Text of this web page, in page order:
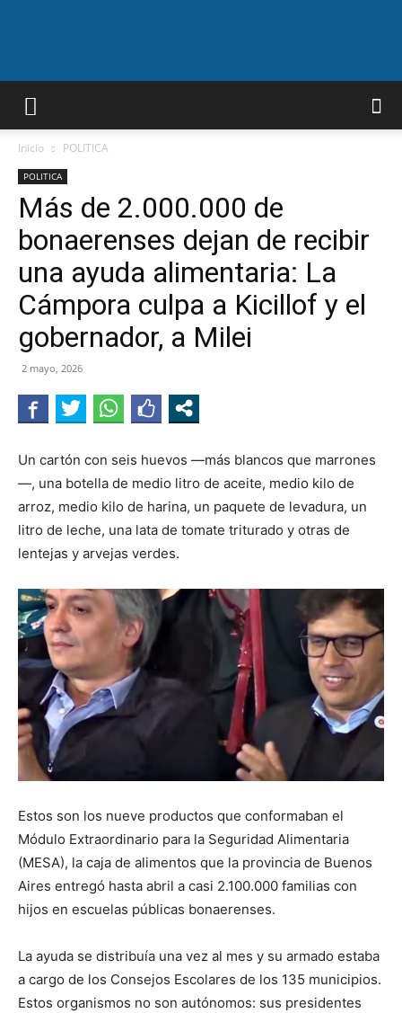
A.F.N
Inicio POLITICA
POLITICA
Más de 2.000.000 de
bonaerenses dejan de recibir
una ayuda alimentaria: La
Cámpora culpa a Kicillof y el
gobernador, a Milei
2 mayo, 2026
Un cartón con seis huevos —más blancos que marrones
—, una botella de medio litro de aceite, medio kilo de
arroz, medio kilo de harina, un paquete de levadura, un
litro de leche, una lata de tomate triturado y otras de
lentejas y arvejas verdes.
Estos son los nueve productos que conformaban el
Módulo Extraordinario para la Seguridad Alimentaria
(MESA), la caja de alimentos que la provincia de Buenos
Aires entregó hasta abril a casi 2.100.000 familias con
hijos en escuelas públicas bonaerenses.
La ayuda se distribuía una vez al mes y su armado estaba
a cargo de los Consejos Escolares de los 135 municipios.
Estos organismos no son autónomos: sus presidentes